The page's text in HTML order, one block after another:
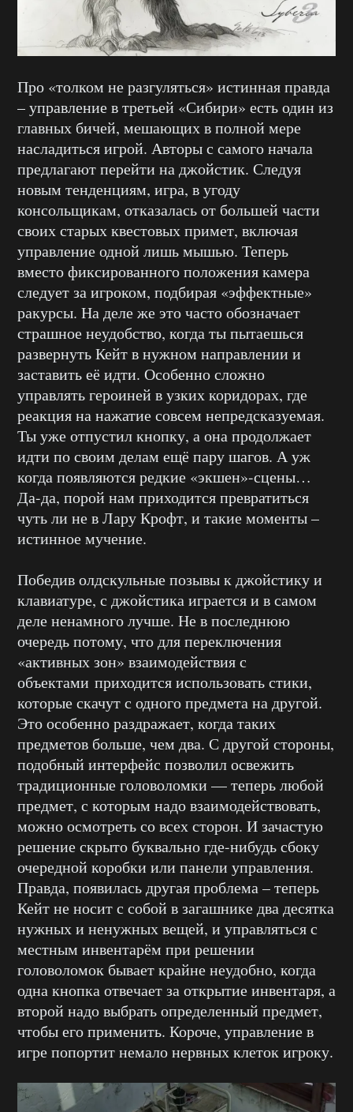
Про «толком не разгуляться» истинная правда
– управление в третьей «Сибири» есть один из
главных бичей, мешающих в полной мере
насладиться игрой. Авторы с самого начала
предлагают перейти на джойстик. Следуя
новым тенденциям, игра, в угоду
консольщикам, отказалась от большей части
своих старых квестовых примет, включая
управление одной лишь мышью. Теперь
вместо фиксированного положения камера
следует за игроком, подбирая «эффектные»
ракурсы. На деле же это часто обозначает
страшное неудобство, когда ты пытаешься
развернуть Кейт в нужном направлении и
заставить её идти. Особенно сложно
управлять героиней в узких коридорах, где
реакция на нажатие совсем непредсказуемая.
Ты уже отпустил кнопку, а она продолжает
идти по своим делам ещё пару шагов. А уж
когда появляются редкие «экшен»-сцены…
Да-да, порой нам приходится превратиться
чуть ли не в Лару Крофт, и такие моменты –
истинное мучение.
Победив олдскульные позывы к джойстику и
клавиатуре, с джойстика играется и в самом
деле ненамного лучше. Не в последнюю
очередь потому, что для переключения
«активных зон» взаимодействия с
объектами приходится использовать стики,
которые скачут с одного предмета на другой.
Это особенно раздражает, когда таких
предметов больше, чем два. С другой стороны,
подобный интерфейс позволил освежить
традиционные головоломки — теперь любой
предмет, с которым надо взаимодействовать,
можно осмотреть со всех сторон. И зачастую
решение скрыто буквально где-нибудь сбоку
очередной коробки или панели управления.
Правда, появилась другая проблема – теперь
Кейт не носит с собой в загашнике два десятка
нужных и ненужных вещей, и управляться с
местным инвентарём при решении
головоломок бывает крайне неудобно, когда
одна кнопка отвечает за открытие инвентаря, а
второй надо выбрать определенный предмет,
чтобы его применить. Короче, управление в
игре попортит немало нервных клеток игроку.